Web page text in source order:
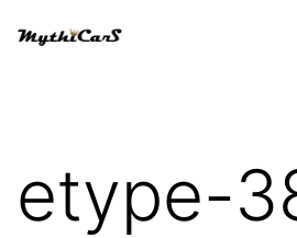
etype-